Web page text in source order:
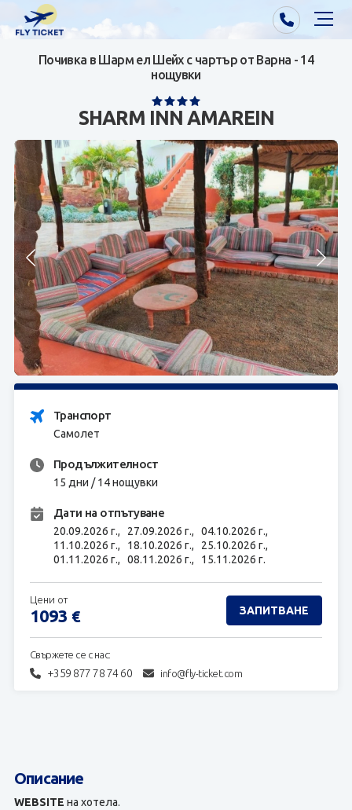
Почивки от Варна
Почивки от София/Пловдив/Бургас
Самолетни билети
Визи
Контакти
За нас
ЗАПИТВАНЕ
Почивка в Шарм ел Шейх с чартър от Варна - 14
нощувки
SHARM INN AMAREIN
Транспорт
Самолет
Продължителност
15 дни / 14 нощувки
Дати на отпътуване
20.09.2026 г., 27.09.2026 г., 04.10.2026 г.,
11.10.2026 г., 18.10.2026 г., 25.10.2026 г.,
01.11.2026 г., 08.11.2026 г., 15.11.2026 г.
Свържете се с нас:
+359 877 78 74 60 info@fly-ticket.com
Цени от
1093 € ЗАПИТВАНЕ
Описание
WEBSITE на хотела.